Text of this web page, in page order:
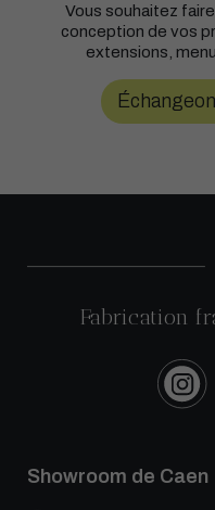
Vous souhaitez
conception de vos
extensions,
Fabrication
Showroom de Caen